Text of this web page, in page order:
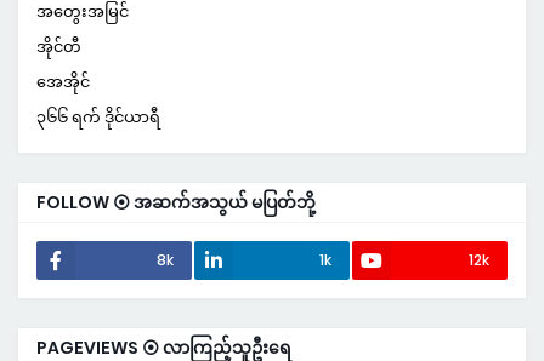
အတွေးအမြင်
အိုင်တီ
အေအိုင်
၃၆၆ ရက် ဒိုင်ယာရီ
FOLLOW ⦿ အဆက်အသွယ် မပြတ်ဘို့
8k 1k 12k
PAGEVIEWS ⦿ လာကြည့်သူဦးရေ